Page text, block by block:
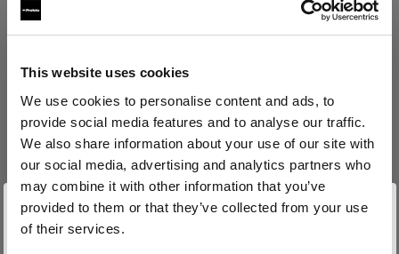
This website uses cookies
We use cookies to personalise content and ads, to
provide social media features and to analyse our traffic.
We also share information about your use of our site with
our social media, advertising and analytics partners who
may combine it with other information that you’ve
provided to them or that they’ve collected from your use
of their services.
Power Cable C13 5 m
EUR
(0)
Standard-Stromkabel für
Monolichter
Power Cable C13 5 m
IL
(0)
Standard-Stromkabel für
Monolichter